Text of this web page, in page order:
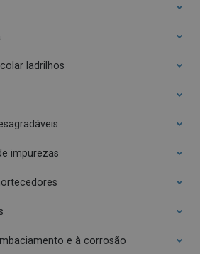
ladrilhos
impurezas
e à corrosão